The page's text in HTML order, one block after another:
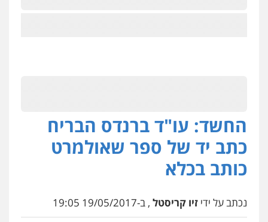
החשד: עו"ד ברנדס הבריח
כתב יד של ספר שאולמרט
כותב בכלא
נכתב על ידי זיו קריסטל , ב-19/05/2017 19:05